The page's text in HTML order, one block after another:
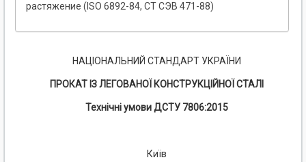
растяжение (ISO 6892-84, СТ СЭВ 471-88)
НАЦІОНАЛЬНИЙ СТАНДАРТ УКРАЇНИ
ПРОКАТ ІЗ ЛЕГОВАНОЇ КОНСТРУКЦІЙНОЇ СТАЛІ
Технічні умови ДСТУ 7806:2015
Київ